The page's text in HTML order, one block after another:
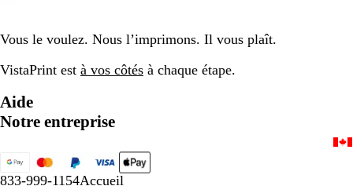
Vous le voulez. Nous l’imprimons. Il vous plaît.
VistaPrint est à vos côtés à chaque étape.
Aide
Notre entreprise
833-999-1154Accueil